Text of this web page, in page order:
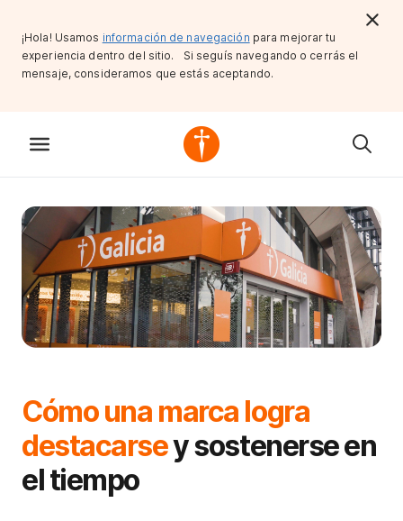
¡Hola! Usamos información de navegación para mejorar tu
experiencia dentro del sitio. Si seguís navegando o cerrás el
mensaje, consideramos que estás aceptando.
Cómo una marca logra
destacarsey sostenerse en
el tiempo